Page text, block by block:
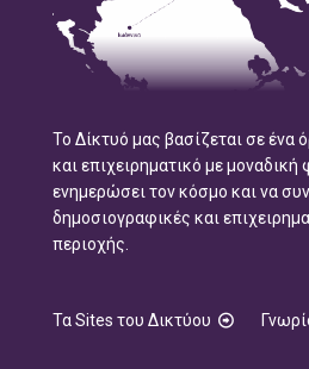
Το Δίκτυό μας βασίζεται σε ένα
και επιχειρηματικό με μοναδική
ενημερώσει τον κόσμο και να
δημοσιογραφικές και
περιοχής.
Τα Sites του Δικτύου